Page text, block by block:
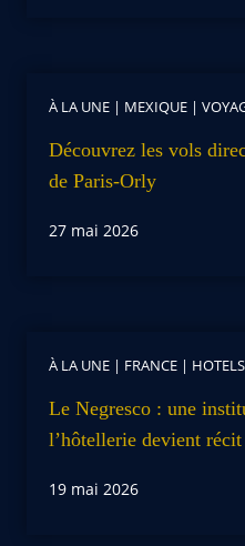
À LA UNE | MEXIQUE |
Découvrez les vols
de Paris-Orly
27 mai 2026
À LA UNE | FRANCE | HOTELS
Le Negresco : une
l’hôtellerie devient récit
19 mai 2026